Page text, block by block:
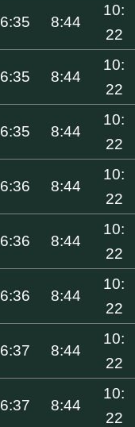
6:35 8:44
10:
22
6:35 8:44
10:
22
6:35 8:44
10:
22
6:36 8:44
10:
22
6:36 8:44
10:
22
6:36 8:44
10:
22
6:37 8:44
10:
22
6:37 8:44
10:
22